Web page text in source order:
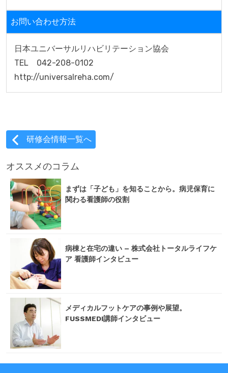
お問い合わせ方法
日本ユニバーサルリハビリテーション協会
TEL　042-208-0102
http://universalreha.com/
研修会情報一覧へ
オススメのコラム
まずは「子ども」を知ることから。病児保育に
関わる看護師の役割
病棟と在宅の違い – 株式会社トータルライフケ
ア 看護師インタビュー
メディカルフットケアの事例や展望。
FUSSMEDI講師インタビュー